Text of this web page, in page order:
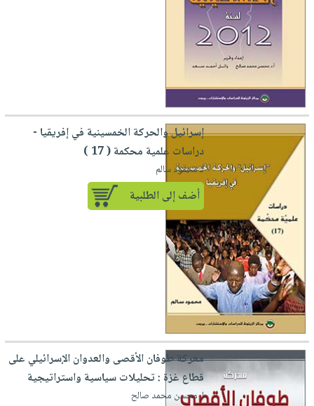
إسرائيل والحركة الخمسينية في إفريقيا -
دراسات علمية محكمة ( 17 )
لـ محمود سالم
أضف إلى الطلبية
معركة طوفان الأقصى والعدوان الإسرائيلي على
قطاع غزة : تحليلات سياسية ‏واستراتيجية
لـ محسن محمد صالح